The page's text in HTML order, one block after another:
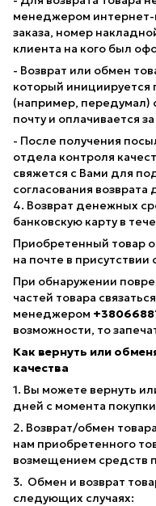
менеджером интернет-
заказа, номер
клиента на кого был
- Возврат или обмен
который инициируется
(например, передумал)
почту и оплачивается
- После получения
отдела контроля
свяжется с Вами для
согласования
4. Возврат денежных
банковскую карту в
Приобретенный товар
на почте в присутствии
При обнаружении
частей товара
менеджером
возможности, то
Как вернуть или
качества
1. Вы можете вернуть
дней с момента покупки
2. Возврат/обмен
нам приобретенного
возмещением средств
3. Обмен и возврат
следующих случаях: